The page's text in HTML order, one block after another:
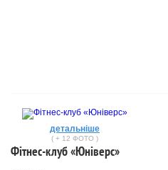
детальніше
( + 12 ФОТО )
Фітнес-клуб «Юніверс»